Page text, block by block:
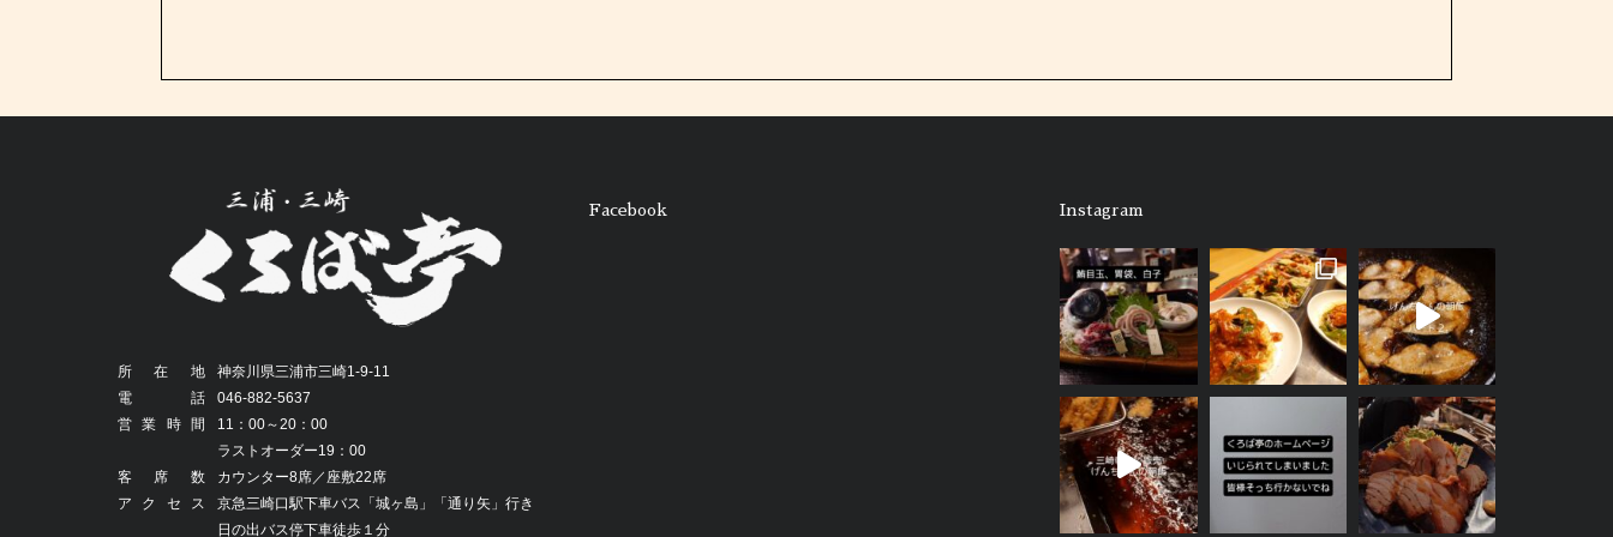
所在地
神奈川県三浦市三崎1-9-11
電話
046-882-5637
営業時間
11：00～20：00
ラストオーダー19：00
客席数
カウンター8席／座敷22席
アクセス
京急三崎口駅下車バス「城ヶ島」「通り矢」行き
日の出バス停下車徒歩１分
Facebook Instagram